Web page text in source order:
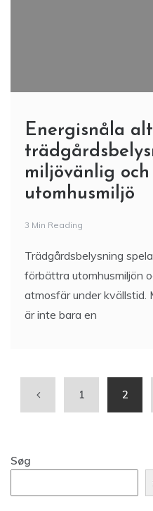
Energisnåla
miljövänlig
utomhusmiljö
3 Min Reading
Trädgårdsbelysning
förbättra utomhusmiljön
atmosfär under
är inte bara en
1 2
Søg